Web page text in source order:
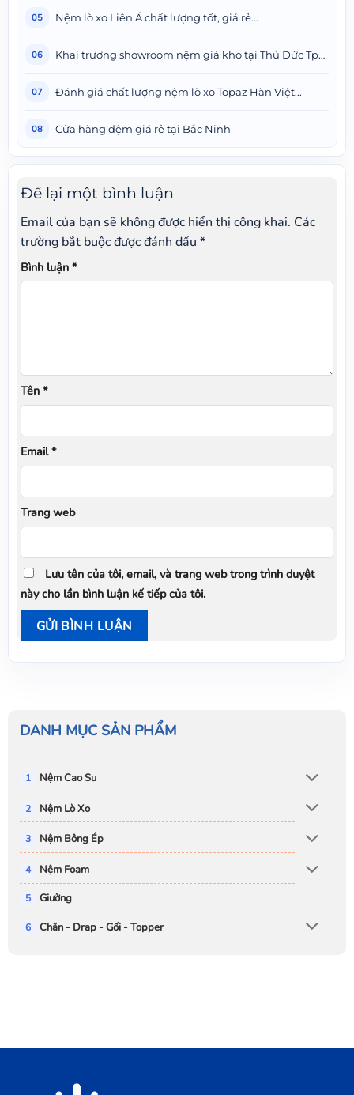
DANH MỤC SẢN PHẨM
Nệm Cao Su
Nệm Lò Xo
Nệm Bông Ép
Nệm Foam
Giường
Chăn - Drap - Gối - Topper
05 Nệm lò xo Liên Á chất lượng tốt, giá rẻ...
06 Khai trương showroom nệm giá kho tại Thủ Đức Tphcm
07 Đánh giá chất lượng nệm lò xo Topaz Hàn Việt...
08 Cửa hàng đệm giá rẻ tại Bắc Ninh
Để lại một bình luận
Email của bạn sẽ không được hiển thị công khai. Các
trường bắt buộc được đánh dấu *
Bình luận *
Tên *
Email*
Trang web
Lưu tên của tôi, email, và trang web trong trình duyệt
này cho lần bình luận kế tiếp của tôi.